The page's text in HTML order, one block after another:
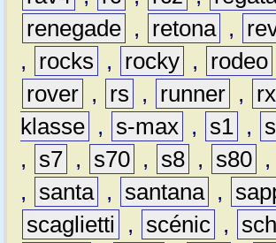
renegade , retona ,
,
rocks , rocky , rodeo
rover , rs , runner , rx
klasse , s-max , s1 ,
,
s7 , s70 , s8 , s80 ,
,
santa , santana ,
scaglietti
, scénic ,